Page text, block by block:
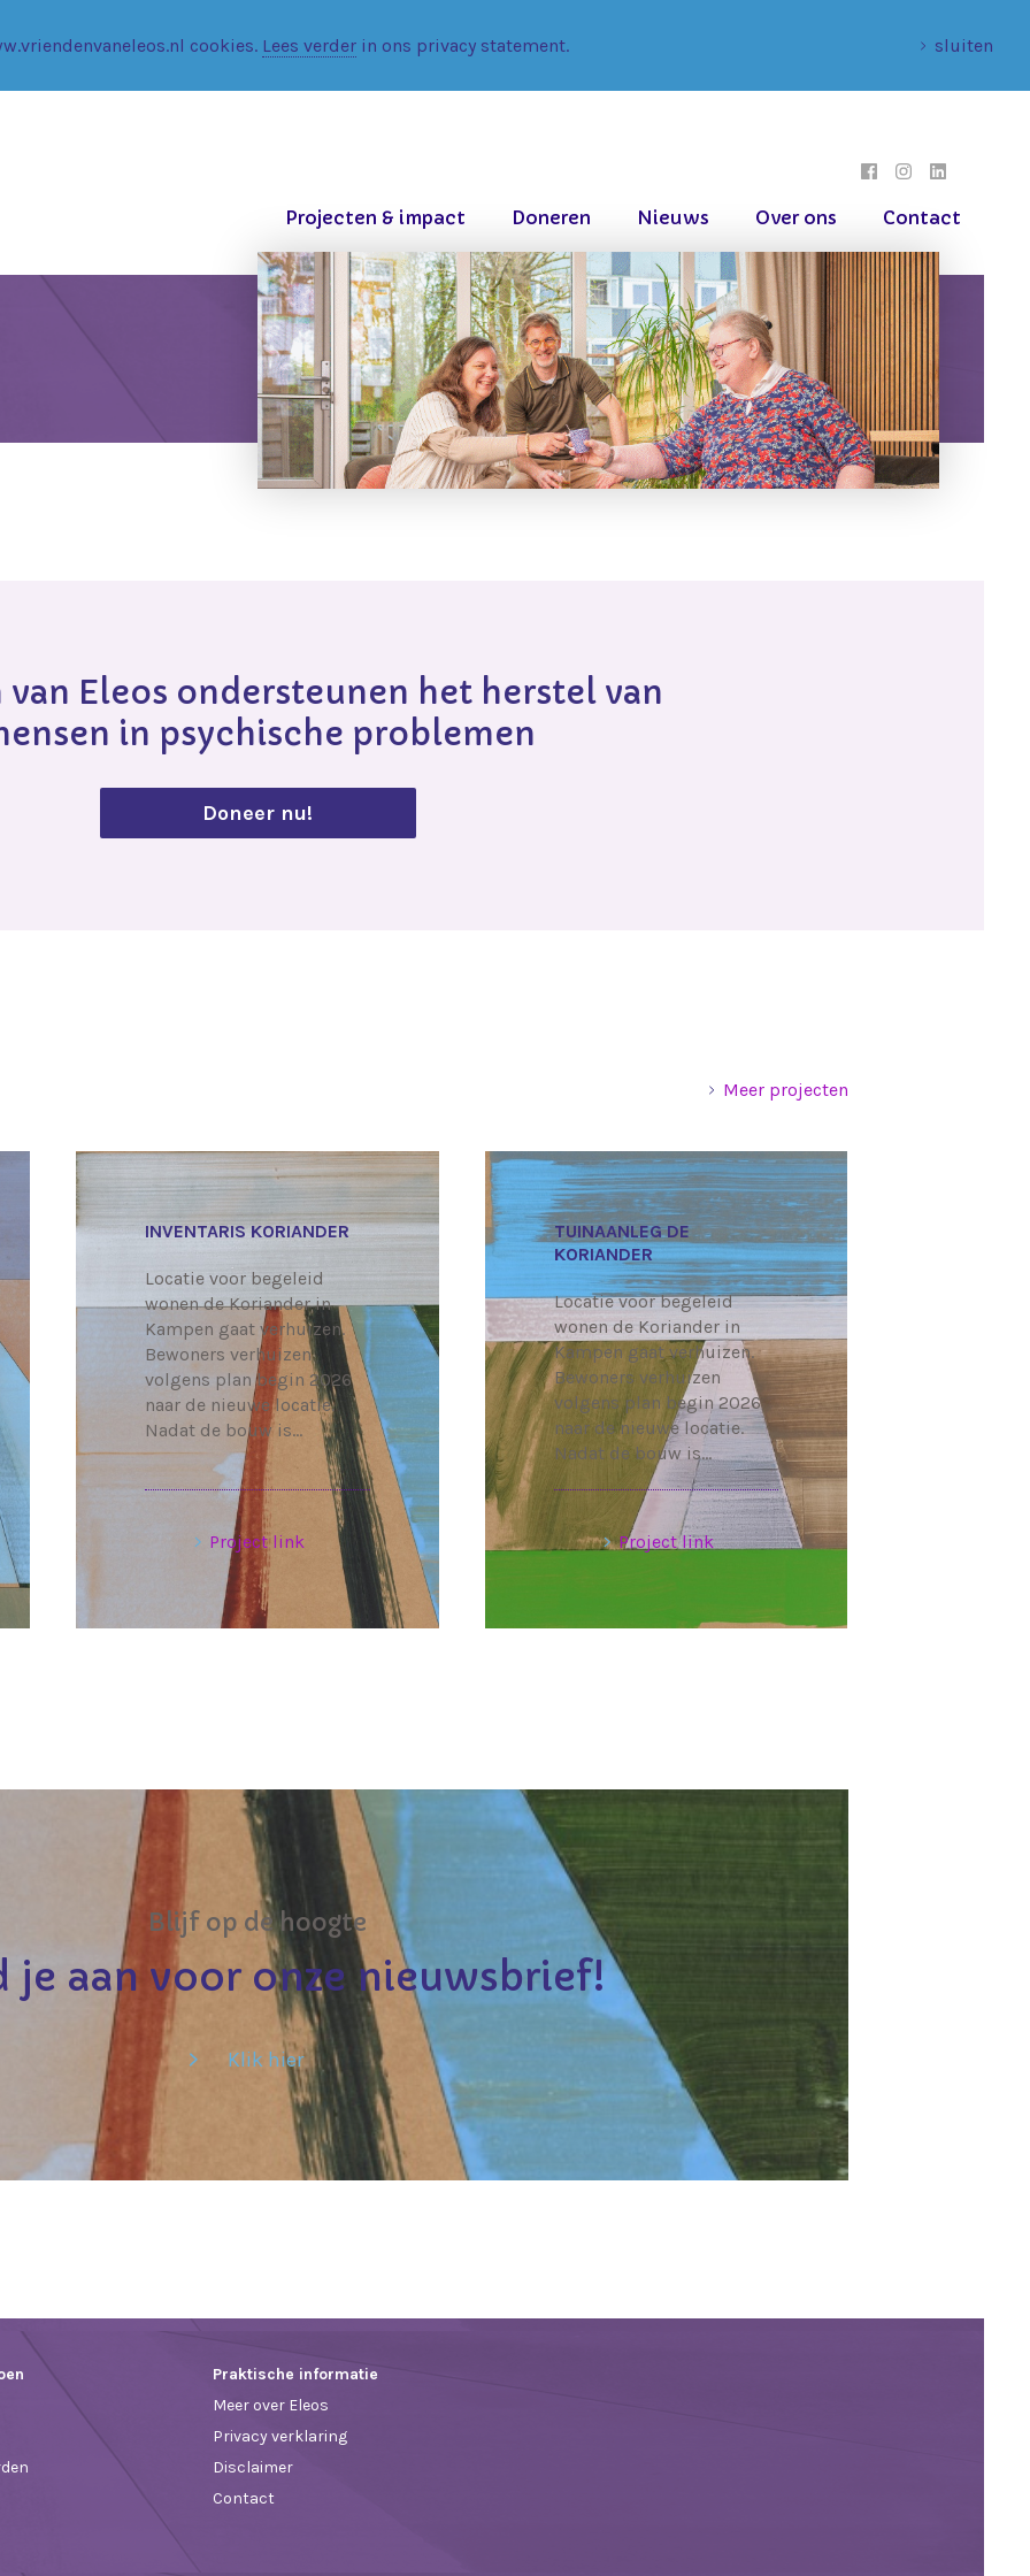
cookies. Lees verder in ons privacy statement. sluiten
Projecten & impact Doneren Nieuws Over ons Contact
Eleos ondersteunen het herstel van
in psychische problemen
Doneer nu!
Meer projecten
INVENTARIS KORIANDER
Locatie voor begeleid
wonen de Koriander in
Kampen gaat verhuizen.
Bewoners verhuizen
volgens plan begin 2026
naar de nieuwe locatie.
Nadat de bouw is…
Project link
TUINAANLEG DE
KORIANDER
Locatie voor begeleid
wonen de Koriander in
Kampen gaat verhuizen.
Bewoners verhuizen
volgens plan begin 2026
naar de nieuwe locatie.
Nadat de bouw is…
Project link
Blijf op de hoogte
je aan voor onze nieuwsbrief!
Klik hier
Praktische informatie
Meer over Eleos
Privacy verklaring
Disclaimer
Contact